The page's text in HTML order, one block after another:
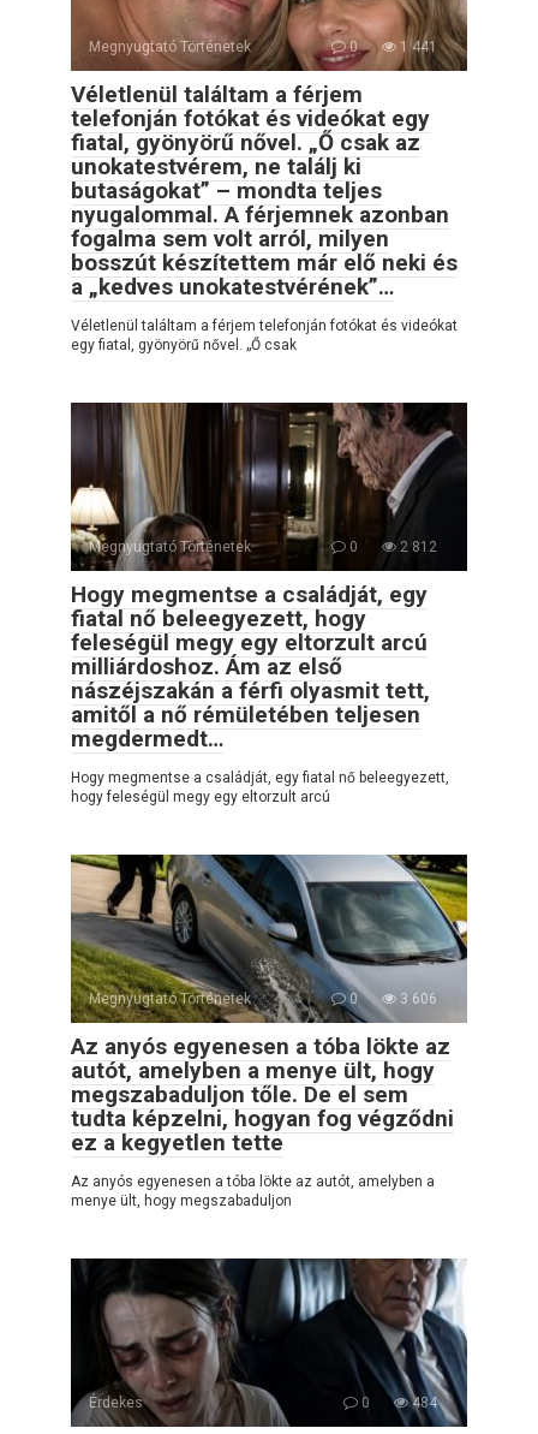
Megnyugtató Történetek 0 1 441
Véletlenül találtam a férjem
telefonján fotókat és videókat egy
fiatal, gyönyörű nővel. „Ő csak az
unokatestvérem, ne találj ki
butaságokat” – mondta teljes
nyugalommal. A férjemnek azonban
fogalma sem volt arról, milyen
bosszút készítettem már elő neki és
a „kedves unokatestvérének”…
Véletlenül találtam a férjem telefonján fotókat és videókat
egy fiatal, gyönyörű nővel. „Ő csak
Megnyugtató Történetek 0 2 812
Hogy megmentse a családját, egy
fiatal nő beleegyezett, hogy
feleségül megy egy eltorzult arcú
milliárdoshoz. Ám az első
nászéjszakán a férfi olyasmit tett,
amitől a nő rémületében teljesen
megdermedt…
Hogy megmentse a családját, egy fiatal nő beleegyezett,
hogy feleségül megy egy eltorzult arcú
Megnyugtató Történetek 0 3 606
Az anyós egyenesen a tóba lökte az
autót, amelyben a menye ült, hogy
megszabaduljon tőle. De el sem
tudta képzelni, hogyan fog végződni
ez a kegyetlen tette
Az anyós egyenesen a tóba lökte az autót, amelyben a
menye ült, hogy megszabaduljon
Érdekes 0 484